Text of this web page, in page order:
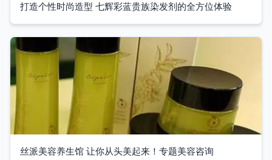
打造个性时尚造型 七辉彩蓝贵族染发剂的全方位体验
丝派美容养生馆 让你从头美起来！专题美容咨询